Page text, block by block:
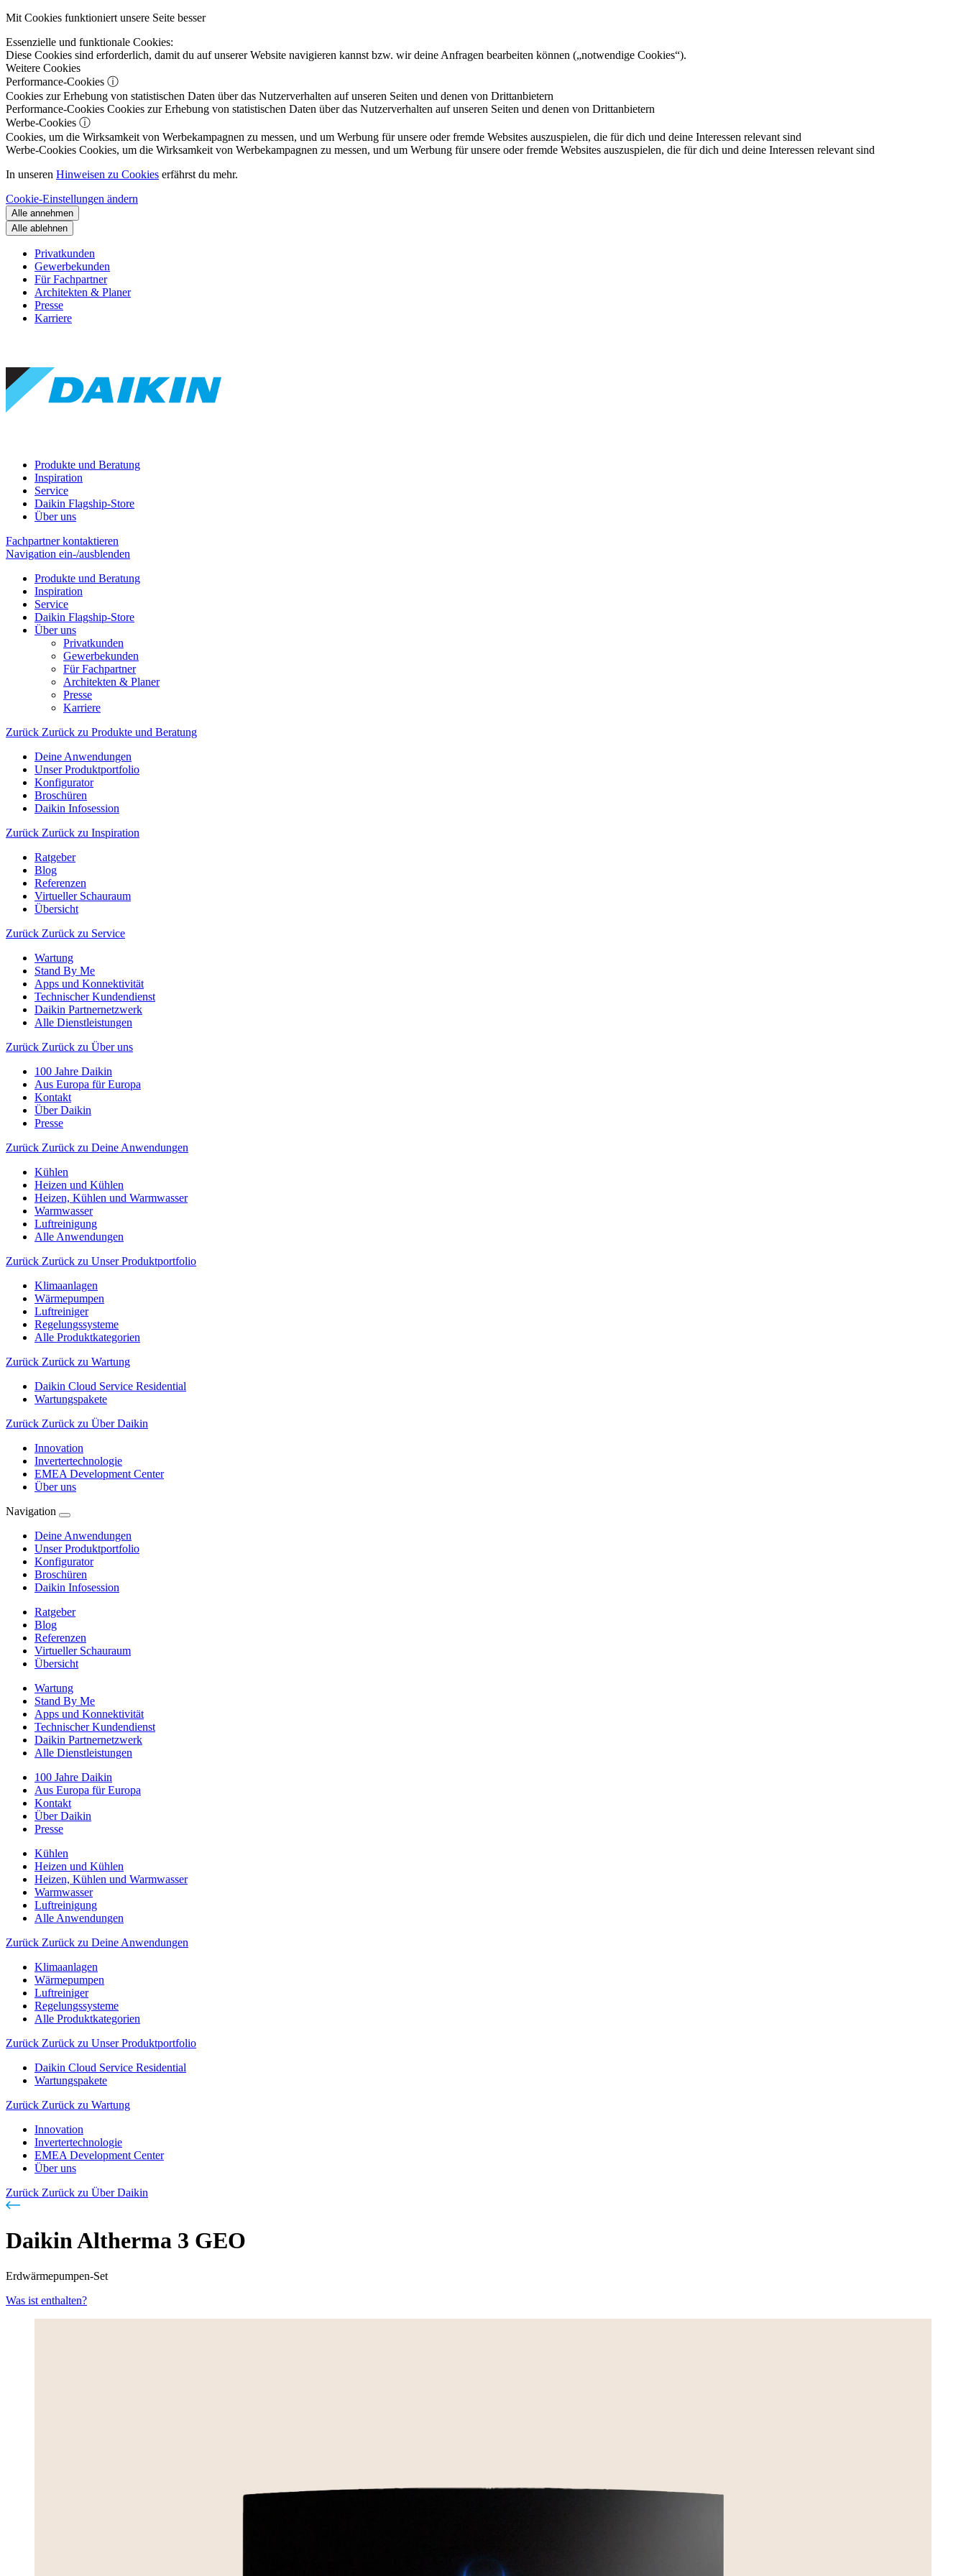
Mit Cookies funktioniert unsere Seite besser
Essenzielle und funktionale Cookies:
Diese Cookies sind erforderlich, damit du auf unserer Website navigieren kannst bzw. wir deine Anfragen bearbeiten können („notwendige Cookies“).
Weitere Cookies
Performance-Cookies ⓘ
Cookies zur Erhebung von statistischen Daten über das Nutzerverhalten auf unseren Seiten und denen von Drittanbietern
Performance-Cookies Cookies zur Erhebung von statistischen Daten über das Nutzerverhalten auf unseren Seiten und denen von Drittanbietern
Werbe-Cookies ⓘ
Cookies, um die Wirksamkeit von Werbekampagnen zu messen, und um Werbung für unsere oder fremde Websites auszuspielen, die für dich und deine Interessen relevant sind
Werbe-Cookies Cookies, um die Wirksamkeit von Werbekampagnen zu messen, und um Werbung für unsere oder fremde Websites auszuspielen, die für dich und deine Interessen relevant sind
In unseren Hinweisen zu Cookies erfährst du mehr.
Cookie-Einstellungen ändern
Alle annehmen
Alle ablehnen
Privatkunden
Gewerbekunden
Für Fachpartner
Architekten & Planer
Presse
Karriere
Produkte und Beratung
Inspiration
Service
Daikin Flagship-Store
Über uns
Fachpartner kontaktieren
Navigation ein-/ausblenden
Produkte und Beratung
Inspiration
Service
Daikin Flagship-Store
Über uns
Privatkunden
Gewerbekunden
Für Fachpartner
Architekten & Planer
Presse
Karriere
Zurück Zurück zu Produkte und Beratung
Deine Anwendungen
Unser Produktportfolio
Konfigurator
Broschüren
Daikin Infosession
Zurück Zurück zu Inspiration
Ratgeber
Blog
Referenzen
Virtueller Schauraum
Übersicht
Zurück Zurück zu Service
Wartung
Stand By Me
Apps und Konnektivität
Technischer Kundendienst
Daikin Partnernetzwerk
Alle Dienstleistungen
Zurück Zurück zu Über uns
100 Jahre Daikin
Aus Europa für Europa
Kontakt
Über Daikin
Presse
Zurück Zurück zu Deine Anwendungen
Kühlen
Heizen und Kühlen
Heizen, Kühlen und Warmwasser
Warmwasser
Luftreinigung
Alle Anwendungen
Zurück Zurück zu Unser Produktportfolio
Klimaanlagen
Wärmepumpen
Luftreiniger
Regelungssysteme
Alle Produktkategorien
Zurück Zurück zu Wartung
Daikin Cloud Service Residential
Wartungspakete
Zurück Zurück zu Über Daikin
Innovation
Invertertechnologie
EMEA Development Center
Über uns
Navigation
Deine Anwendungen
Unser Produktportfolio
Konfigurator
Broschüren
Daikin Infosession
Ratgeber
Blog
Referenzen
Virtueller Schauraum
Übersicht
Wartung
Stand By Me
Apps und Konnektivität
Technischer Kundendienst
Daikin Partnernetzwerk
Alle Dienstleistungen
100 Jahre Daikin
Aus Europa für Europa
Kontakt
Über Daikin
Presse
Kühlen
Heizen und Kühlen
Heizen, Kühlen und Warmwasser
Warmwasser
Luftreinigung
Alle Anwendungen
Zurück Zurück zu Deine Anwendungen
Klimaanlagen
Wärmepumpen
Luftreiniger
Regelungssysteme
Alle Produktkategorien
Zurück Zurück zu Unser Produktportfolio
Daikin Cloud Service Residential
Wartungspakete
Zurück Zurück zu Wartung
Innovation
Invertertechnologie
EMEA Development Center
Über uns
Zurück Zurück zu Über Daikin
Daikin Altherma 3 GEO
Erdwärmepumpen-Set
Was ist enthalten?